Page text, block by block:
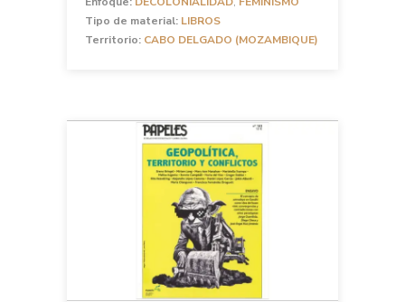
Tipo de material: LIBROS
Territorio: CABO DELGADO (MOZAMBIQUE)